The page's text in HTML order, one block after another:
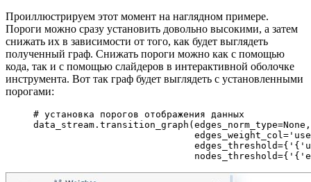
Проиллюстрируем этот момент на наглядном примере.
Пороги можно сразу установить довольно высокими, а затем
снижать их в зависимости от того, как будет выглядеть
полученный граф. Снижать пороги можно как с помощью
кода, так и с помощью слайдеров в интерактивной оболочке
инструмента. Вот так граф будет выглядеть с установленными
порогами:
# установка порогов отображения данных
data_stream.transition_graph( edges_norm_type=None ,
                             edges_weight_col
=
                             edges_threshold
={ '{'
                             nodes_threshold
={ '{'